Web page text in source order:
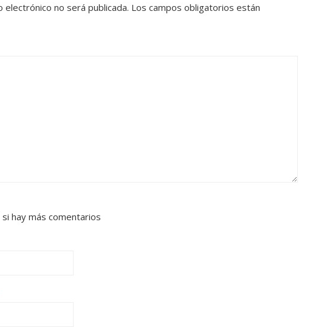
electrónico no será publicada. Los campos obligatorios están
hay más comentarios